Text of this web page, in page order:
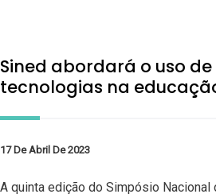
Sined abordará o uso de
tecnologias na
17 De Abril De 2023
A quinta edição do Simpósio Nacional